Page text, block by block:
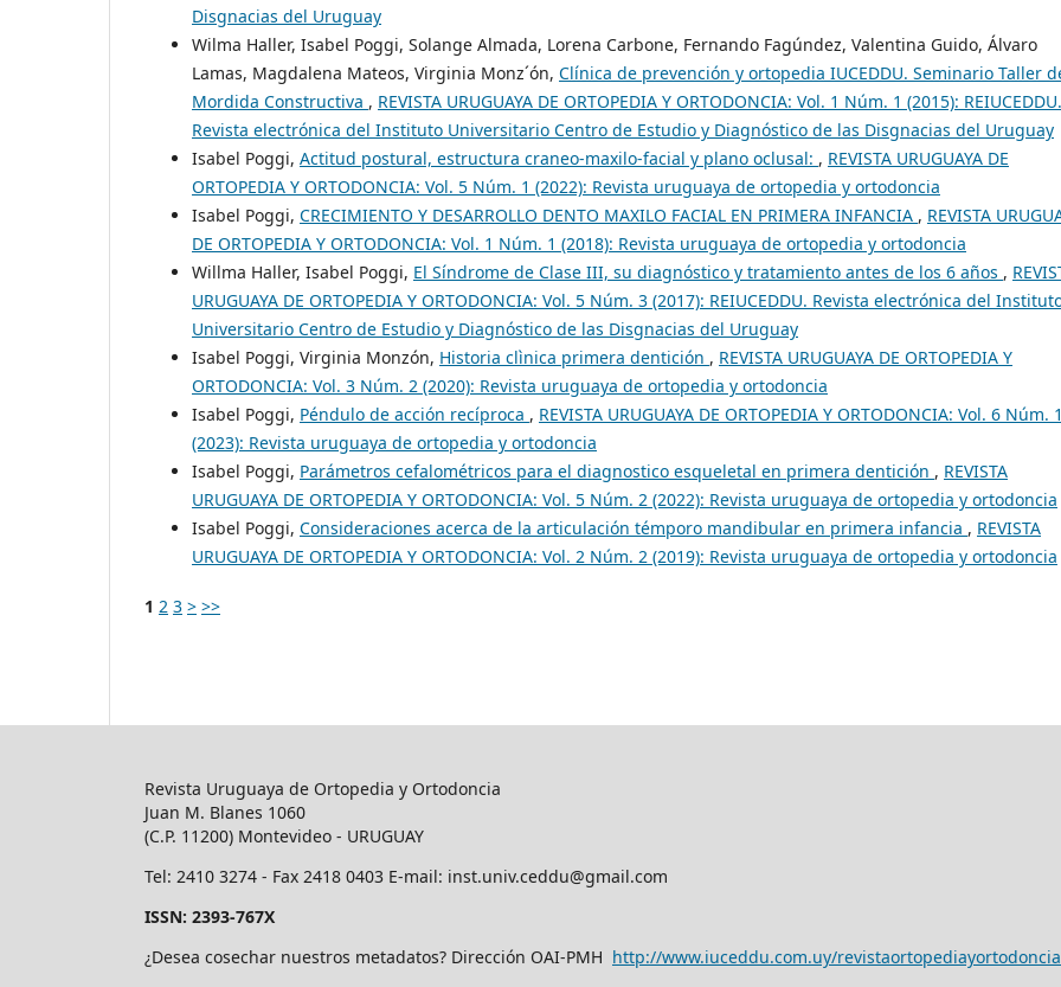
Disgnacias del Uruguay
Wilma Haller, Isabel Poggi, Solange Almada, Lorena Carbone, Fernando Fagúndez, Valentina Guido, Álvaro
Lamas, Magdalena Mateos, Virginia Monz´ón, Clínica de prevención y ortopedia IUCEDDU. Seminario Taller
Mordida Constructiva , REVISTA URUGUAYA DE ORTOPEDIA Y ORTODONCIA: Vol. 1 Núm. 1 (2015): REIUCEDDU.
Revista electrónica del Instituto Universitario Centro de Estudio y Diagnóstico de las Disgnacias del Uruguay
Isabel Poggi, Actitud postural, estructura craneo-maxilo-facial y plano oclusal: , REVISTA URUGUAYA DE
ORTOPEDIA Y ORTODONCIA: Vol. 5 Núm. 1 (2022): Revista uruguaya de ortopedia y ortodoncia
Isabel Poggi, CRECIMIENTO Y DESARROLLO DENTO MAXILO FACIAL EN PRIMERA INFANCIA , REVISTA
DE ORTOPEDIA Y ORTODONCIA: Vol. 1 Núm. 1 (2018): Revista uruguaya de ortopedia y ortodoncia
Willma Haller, Isabel Poggi, El Síndrome de Clase III, su diagnóstico y tratamiento antes de los 6 años ,
URUGUAYA DE ORTOPEDIA Y ORTODONCIA: Vol. 5 Núm. 3 (2017): REIUCEDDU. Revista electrónica del
Universitario Centro de Estudio y Diagnóstico de las Disgnacias del Uruguay
Isabel Poggi, Virginia Monzón, Historia clìnica primera dentición , REVISTA URUGUAYA DE ORTOPEDIA Y
ORTODONCIA: Vol. 3 Núm. 2 (2020): Revista uruguaya de ortopedia y ortodoncia
Isabel Poggi, Péndulo de acción recíproca , REVISTA URUGUAYA DE ORTOPEDIA Y ORTODONCIA: Vol. 6 Núm. 1
(2023): Revista uruguaya de ortopedia y ortodoncia
Isabel Poggi, Parámetros cefalométricos para el diagnostico esqueletal en primera dentición , REVISTA
URUGUAYA DE ORTOPEDIA Y ORTODONCIA: Vol. 5 Núm. 2 (2022): Revista uruguaya de ortopedia y ortodoncia
Isabel Poggi, Consideraciones acerca de la articulación témporo mandibular en primera infancia , REVISTA
URUGUAYA DE ORTOPEDIA Y ORTODONCIA: Vol. 2 Núm. 2 (2019): Revista uruguaya de ortopedia y ortodoncia
1 2 3 > >>
Revista Uruguaya de Ortopedia y Ortodoncia
Juan M. Blanes 1060
(C.P. 11200) Montevideo - URUGUAY
Tel: 2410 3274 - Fax 2418 0403 E-mail: inst.univ.ceddu@gmail.com
ISSN: 2393-767X
¿Desea cosechar nuestros metadatos? Dirección OAI-PMH http://www.iuceddu.com.uy/